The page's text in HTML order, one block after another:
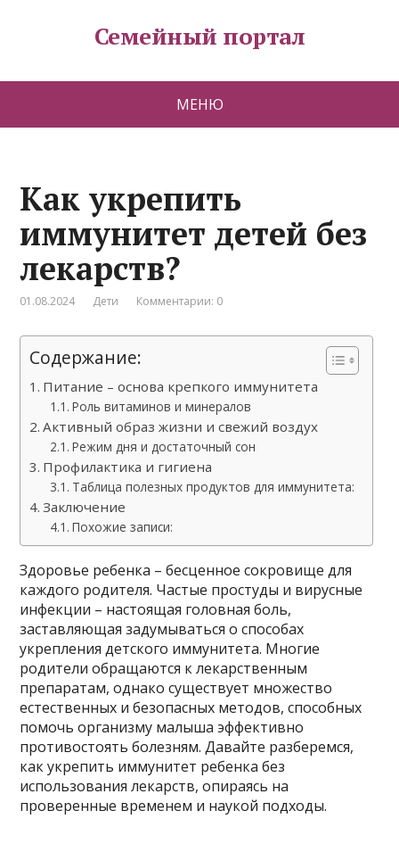
Семейный портал
МЕНЮ
Как укрепить
иммунитет детей без
лекарств?
01.08.2024 Дети Комментарии: 0
Содержание:
Питание – основа крепкого иммунитета
Роль витаминов и минералов
Активный образ жизни и свежий воздух
Режим дня и достаточный сон
Профилактика и гигиена
Таблица полезных продуктов для иммунитета:
Заключение
Похожие записи:
Здоровье ребенка – бесценное сокровище для
каждого родителя. Частые простуды и вирусные
инфекции – настоящая головная боль,
заставляющая задумываться о способах
укрепления детского иммунитета. Многие
родители обращаются к лекарственным
препаратам, однако существует множество
естественных и безопасных методов, способных
помочь организму малыша эффективно
противостоять болезням. Давайте разберемся,
как укрепить иммунитет ребенка без
использования лекарств, опираясь на
проверенные временем и наукой подходы.